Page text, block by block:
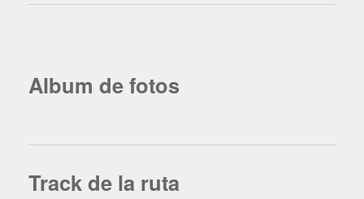
Album de fotos
Track de la ruta